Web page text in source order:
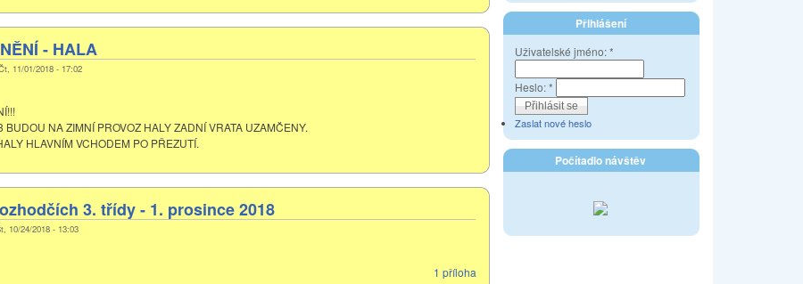
- HALA
11/01/2018 - 17:02
BUDOU NA ZIMNÍ PROVOZ HALY ZADNÍ VRATA UZAMČENY.
HLAVNÍM VCHODEM PO PŘEZUTÍ.
3. třídy - 1. prosince 2018
10/24/2018 - 13:03
1 příloha
Přihlášení
Uživatelské jméno:*
Heslo:*
Zaslat nové heslo
Počítadlo návštěv